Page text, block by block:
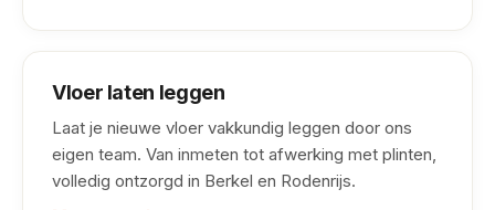
Vloer laten leggen
Laat je nieuwe vloer vakkundig leggen door ons
eigen team. Van inmeten tot afwerking met plinten,
volledig ontzorgd in Berkel en Rodenrijs.